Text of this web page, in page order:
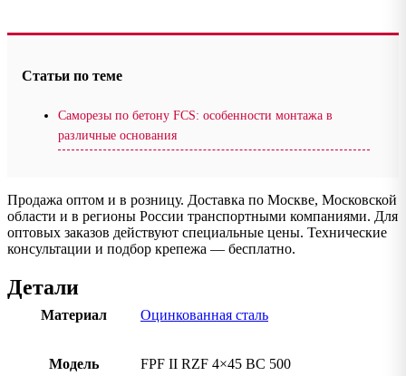
Статьи по теме
Саморезы по бетону FCS: особенности монтажа в
различные основания
Продажа оптом и в розницу. Доставка по Москве, Московской
области и в регионы России транспортными компаниями. Для
оптовых заказов действуют специальные цены. Технические
консультации и подбор крепежа — бесплатно.
Детали
Материал Оцинкованная сталь
Модель FPF II RZF 4×45 BC 500